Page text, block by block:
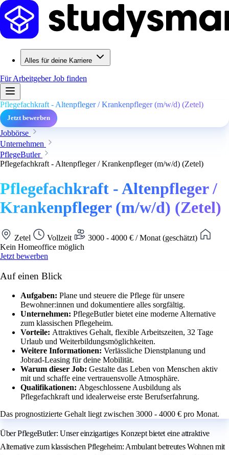
Alles für deine Karriere
Für ArbeitgeberJob finden
Pflegefachkraft - Altenpfleger / Krankenpfleger (m/w/d) (Zetel)
Jetzt bewerben
Jobbörse
Unternehmen
PflegeButler
Pflegefachkraft - Altenpfleger / Krankenpfleger (m/w/d) (Zetel)
Pflegefachkraft - Altenpfleger /
Krankenpfleger (m/w/d) (Zetel)
Zetel Vollzeit
3000 - 4000 € / Monat (geschätzt)
Kein Homeoffice möglich
Jetzt bewerben
Auf einen Blick
Aufgaben: Plane und steuere die Pflege für unsere
Bewohner:innen und dokumentiere alles sorgfältig.
Unternehmen: PflegeButler bietet eine moderne Alternative
zum klassischen Pflegeheim.
Vorteile: Attraktives Gehalt, flexible Arbeitszeiten, 32 Tage
Urlaub und Weiterbildungsmöglichkeiten.
Weitere Informationen: Verlässliche Dienstplanung und
Jobrad-Leasing für deine Mobilität.
Warum dieser Job: Gestalte das Leben von Menschen aktiv
mit und schaffe eine vertrauensvolle Atmosphäre.
Qualifikationen: Abgeschlossene Ausbildung als
Pflegefachkraft und idealerweise erste Berufserfahrung.
Das prognostizierte Gehalt liegt zwischen 3000 - 4000 € pro Monat.
Über PflegeButler: Unser einzigartiges Konzept bietet eine attraktive
Alternative zum klassischen Pflegeheim: Ambulant betreutes Wohnen mit